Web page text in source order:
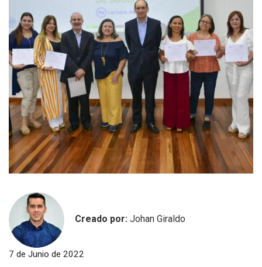
Creado por: Johan Giraldo
7 de Junio de 2022